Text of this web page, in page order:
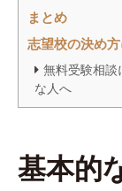
【取得資格】
・英検1級
・TOEIC 990点
・TOEIC
【著書】
『Be動詞もわ
まとめ
志望校の決め
無料受験相談
な人へ
基本的